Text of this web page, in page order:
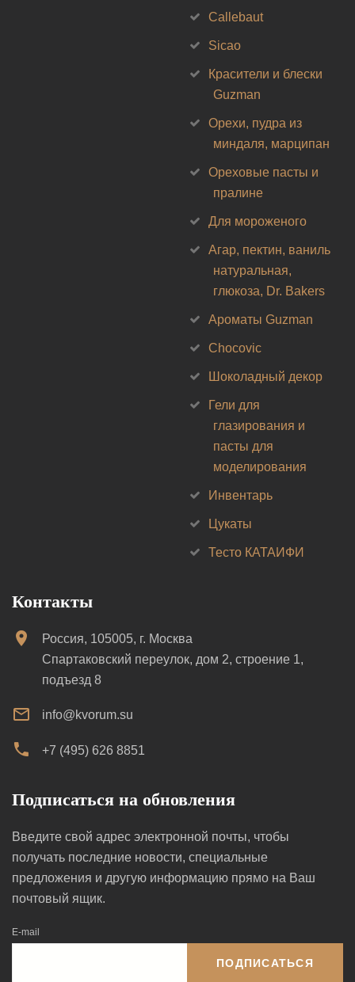
Callebaut
Sicao
Красители и блески
Guzman
Орехи, пудра из
миндаля, марципан
Ореховые пасты и
пралине
Для мороженого
Агар, пектин, ваниль
натуральная,
глюкоза, Dr. Bakers
Ароматы Guzman
Chocovic
Шоколадный декор
Гели для
глазирования и
пасты для
моделирования
Инвентарь
Цукаты
Тесто КАТАИФИ
Контакты
Россия, 105005, г. Москва
Спартаковский переулок, дом 2, строение 1,
подъезд 8
info@kvorum.su
+7 (495) 626 8851
Подписаться на обновления
Введите свой адрес электронной почты, чтобы
получать последние новости, специальные
предложения и другую информацию прямо на Ваш
почтовый ящик.
E-mail
ПОДПИСАТЬСЯ